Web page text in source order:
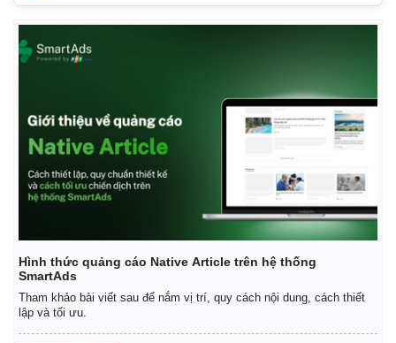
Tư vấn luật
Quân sự - Quốc phòng
Phân tích
Hình thức quảng cáo Native Article trên hệ thống
SmartAds
Tham khảo bài viết sau để nắm vị trí, quy cách nội dung, cách thiết
lập và tối ưu.